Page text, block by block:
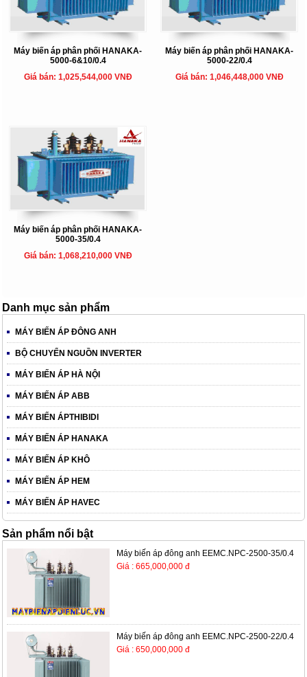
Máy biến áp phân phối HANAKA-
5000-6&10/0.4
Giá bán: 1,025,544,000 VNĐ
Máy biến áp phân phối HANAKA-
5000-22/0.4
Giá bán: 1,046,448,000 VNĐ
Máy biến áp phân phối HANAKA-
5000-35/0.4
Giá bán: 1,068,210,000 VNĐ
Danh mục sản phẩm
MÁY BIẾN ÁP ĐÔNG ANH
BỘ CHUYỂN NGUỒN INVERTER
MÁY BIẾN ÁP HÀ NỘI
MÁY BIẾN ÁP ABB
MÁY BIẾN ÁPTHIBIDI
MÁY BIẾN ÁP HANAKA
MÁY BIẾN ÁP KHÔ
MÁY BIẾN ÁP HEM
MÁY BIẾN ÁP HAVEC
Sản phẩm nổi bật
Máy biến áp đông anh EEMC.NPC-2500-35/0.4
Giá : 665,000,000 đ
Máy biến áp đông anh EEMC.NPC-2500-22/0.4
Giá : 650,000,000 đ